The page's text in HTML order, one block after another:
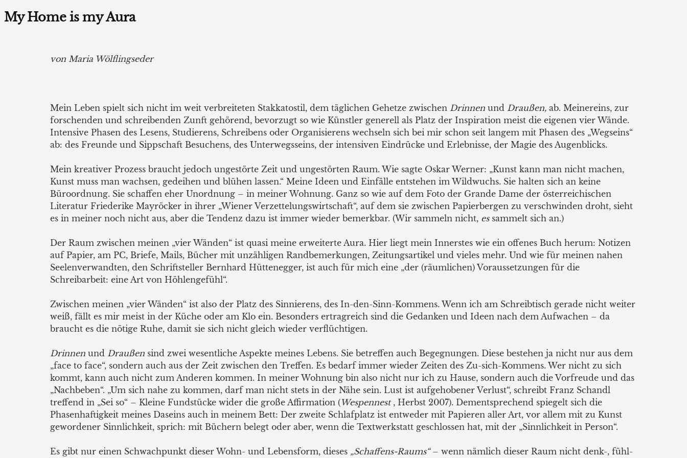
My Home is my Aura
von Maria Wölflingseder
Mein Leben spielt sich nicht im weit verbreiteten Stakkatostil, dem täglichen Gehetze zwischen Drinnen und Draußen, ab. Meinereins, zur
forschenden und schreibenden Zunft gehörend, bevorzugt so wie Künstler generell als Platz der Inspiration meist die eigenen vier Wände.
Intensive Phasen des Lesens, Studierens, Schreibens oder Organisierens wechseln sich bei mir schon seit langem mit Phasen des „Wegseins“
ab: des Freunde und Sippschaft Besuchens, des Unterwegsseins, der intensiven Eindrücke und Erlebnisse, der Magie des Augenblicks.
Mein kreativer Prozess braucht jedoch ungestörte Zeit und ungestörten Raum. Wie sagte Oskar Werner: „Kunst kann man nicht machen,
Kunst muss man wachsen, gedeihen und blühen lassen.“ Meine Ideen und Einfälle entstehen im Wildwuchs. Sie halten sich an keine
Büroordnung. Sie schaffen eher Unordnung – in meiner Wohnung. Ganz so wie auf dem Foto der Grande Dame der österreichischen
Literatur Friederike Mayröcker in ihrer „Wiener Verzettelungswirtschaft“, auf dem sie zwischen Papierbergen zu verschwinden droht, sieht
es in meiner noch nicht aus, aber die Tendenz dazu ist immer wieder bemerkbar. (Wir sammeln nicht, essammelt sich an.)
Der Raum zwischen meinen „vier Wänden“ ist quasi meine erweiterte Aura. Hier liegt mein Innerstes wie ein offenes Buch herum: Notizen
auf Papier, am PC, Briefe, Mails, Bücher mit unzähligen Randbemerkungen, Zeitungsartikel und vieles mehr. Und wie für meinen nahen
Seelenverwandten, den Schriftsteller Bernhard Hüttenegger, ist auch für mich eine „der (räumlichen) Voraussetzungen für die
Schreibarbeit: eine Art von Höhlengefühl“.
Zwischen meinen „vier Wänden“ ist also der Platz des Sinnierens, des In-den-Sinn-Kommens. Wenn ich am Schreibtisch gerade nicht weiter
weiß, fällt es mir meist in der Küche oder am Klo ein. Besonders ertragreich sind die Gedanken und Ideen nach dem Aufwachen – da
braucht es die nötige Ruhe, damit sie sich nicht gleich wieder verflüchtigen.
Drinnen und Draußen sind zwei wesentliche Aspekte meines Lebens. Sie betreffen auch Begegnungen. Diese bestehen ja nicht nur aus dem
„face to face“, sondern auch aus der Zeit zwischen den Treffen. Es bedarf immer wieder Zeiten des Zu-sich-Kommens. Wer nicht zu sich
kommt, kann auch nicht zum Anderen kommen. In meiner Wohnung bin also nicht nur ich zu Hause, sondern auch die Vorfreude und das
„Nachbeben“. „Um sich nahe zu kommen, darf man nicht stets in der Nähe sein. Lust ist aufgehobener Verlust“, schreibt Franz Schandl
treffend in „Sei so“ – Kleine Fundstücke wider die große Affirmation (Wespennest, Herbst 2007). Dementsprechend spiegelt sich die
Phasenhaftigkeit meines Daseins auch in meinem Bett: Der zweite Schlafplatz ist entweder mit Papieren aller Art, vor allem mit zu Kunst
gewordener Sinnlichkeit, sprich: mit Büchern belegt oder aber, wenn die Textwerkstatt geschlossen hat, mit der „Sinnlichkeit in Person“.
Es gibt nur einen Schwachpunkt dieser Wohn- und Lebensform, dieses „Schaffens-Raums“– wenn nämlich dieser Raum nicht denk-, fühl-